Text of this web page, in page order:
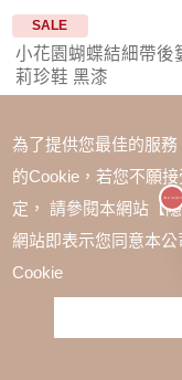
SALE
小花園蝴蝶結細帶後
莉珍鞋 黑漆
為了提供您最佳的服
的Cookie，若您不願
定， 請參閱本網站【
網站即表示您同意本
Cookie